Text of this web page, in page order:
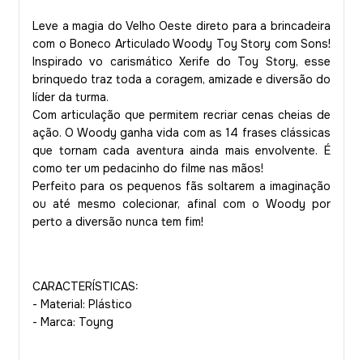
Leve a magia do Velho Oeste direto para a brincadeira
com o Boneco Articulado Woody Toy Story com Sons!
Inspirado vo carismático Xerife do Toy Story, esse
brinquedo traz toda a coragem, amizade e diversão do
líder da turma.
Com articulação que permitem recriar cenas cheias de
ação. O Woody ganha vida com as 14 frases clássicas
que tornam cada aventura ainda mais envolvente. É
como ter um pedacinho do filme nas mãos!
Perfeito para os pequenos fãs soltarem a imaginação
ou até mesmo colecionar, afinal com o Woody por
perto a diversão nunca tem fim!
CARACTERÍSTICAS:
- Material: Plástico
- Marca: Toyng